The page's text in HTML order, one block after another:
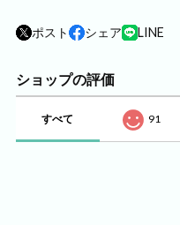
ポスト シェア LINE
ショップの評価
すべて 91